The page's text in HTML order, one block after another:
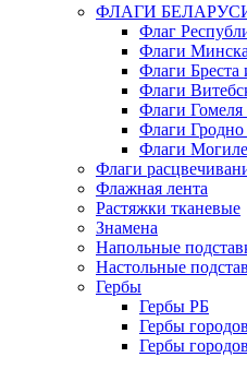
ФЛАГИ
Флаг
Флаги
Флаги Бреста
Флаги
Флаги Гомеля
Флаги Гродно
Флаги
Флаги
Флажная лента
Растяжки тканевые
Знамена
Напольные
Настольные
Гербы
Гербы РБ
Гербы
Гербы